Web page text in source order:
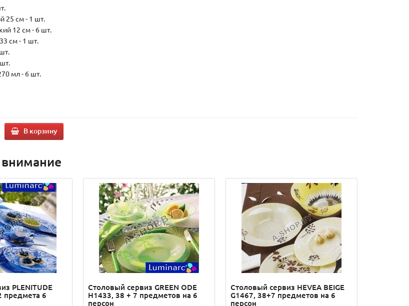
25 см - 1 шт.
12 см - 6 шт.
см - 1 шт.
мл - 6 шт.
В корзину
PLENITUDE
предмета 6
Столовый сервиз GREEN ODE
H1433, 38 + 7 предметов на 6
персон
Столовый сервиз HEVEA BEIGE
G1467, 38+7 предметов на 6
персон